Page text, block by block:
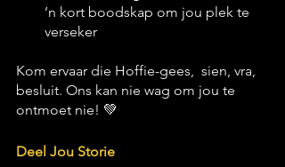
’n kort boodskap om jou plek te
verseker
Kom ervaar die Hoffie-gees,  sien, vra,
besluit. Ons kan nie wag om jou te
ontmoet nie! 💚
Deel Jou Storie